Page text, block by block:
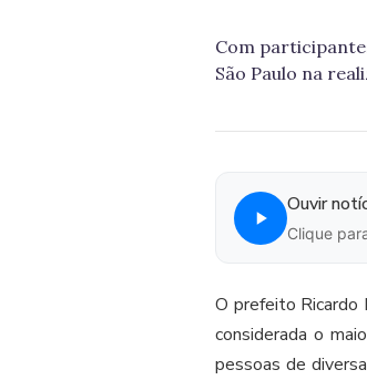
Com
São Paulo na
Ouvir
Clique
O prefeito Ricardo
considerada o
pessoas de